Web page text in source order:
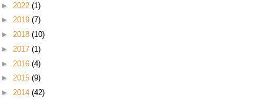
► 2022 (1)
► 2019 (7)
► 2018 (10)
► 2017 (1)
► 2016 (4)
► 2015 (9)
► 2014 (42)